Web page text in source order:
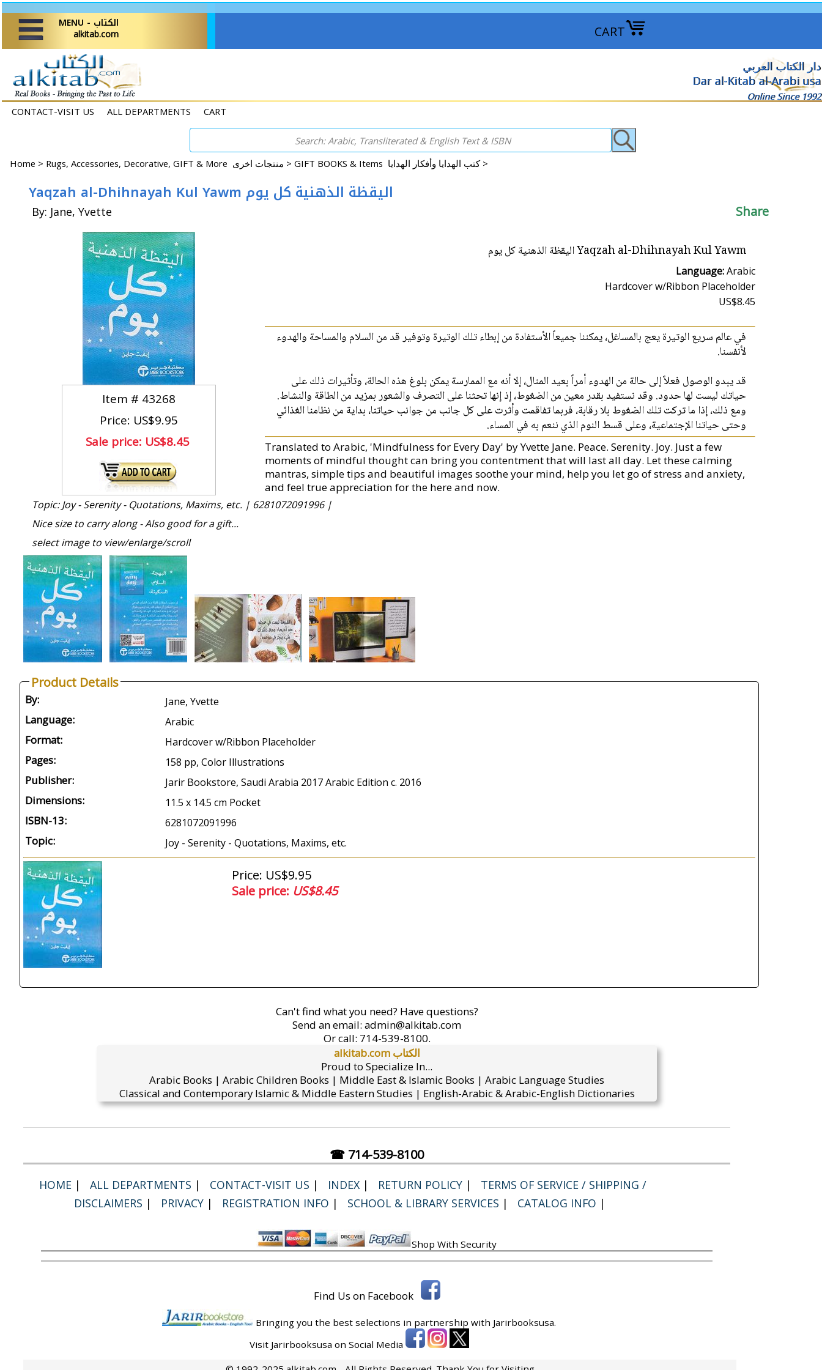
CART
MENU - الكتاب
alkitab.com
دار الكتاب العربي
Dar al-Kitab al-Arabi usa
Online Since 1992
CONTACT-VISIT US ALL DEPARTMENTS CART
Home > Rugs, Accessories, Decorative, GIFT & More منتجات اخرى > GIFT BOOKS & Items كتب الهدايا وأفكار الهدايا >
Yaqzah al-Dhihnayah Kul Yawm اليقظة الذهنية كل يوم
By: Jane, Yvette Share
Item # 43268
Price: US$9.95
Sale price: US$8.45
Yaqzah al-Dhihnayah Kul Yawm اليقظة الذهنية كل يوم
Language:Arabic
Hardcover w/Ribbon Placeholder
US$8.45
في عالم سريع الوتيرة يعج بالمساغل، يمكننا جميعاً الأستفادة من إبطاء تلك الوتيرة وتوفير قد من السلام والمساحة والهدوء
لأنفسنا.
قد يبدو الوصول فعلاً إلى حالة من الهدوء أمراً بعيد المنال، إلا أنه مع الممارسة يمكن بلوغ هذه الحالة، وتأثيرات ذلك على
حياتك ليست لها حدود. وقد نستفيد بقدر معين من الضغوط، إذ إنها تحثنا على التصرف والشعور بمزيد من الطاقة والنشاط.
ومع ذلك، إذا ما تركت تلك الضغوط بلا رقابة، فربما تفاقمت وأثرت على كل جانب من جوانب حياتنا، بداية من نظامنا الغذائي
وحتى حياتنا الإجتماعية، وعلى قسط النوم الذي ننعم به في المساء.
Translated to Arabic, 'Mindfulness for Every Day' by Yvette Jane. Peace. Serenity. Joy. Just a few
moments of mindful thought can bring you contentment that will last all day. Let these calming
mantras, simple tips and beautiful images soothe your mind, help you let go of stress and anxiety,
and feel true appreciation for the here and now.
Topic: Joy - Serenity - Quotations, Maxims, etc. | 6281072091996 |
Nice size to carry along - Also good for a gift...
select image to view/enlarge/scroll
Product Details
By: Jane, Yvette
Language: Arabic
Format: Hardcover w/Ribbon Placeholder
Pages: 158 pp, Color Illustrations
Publisher: Jarir Bookstore, Saudi Arabia 2017 Arabic Edition c. 2016
Dimensions: 11.5 x 14.5 cm Pocket
ISBN-13: 6281072091996
Topic: Joy - Serenity - Quotations, Maxims, etc.
Price: US$9.95
Sale price: US$8.45
Can't find what you need? Have questions?
Send an email: admin@alkitab.com
Or call: 714-539-8100.
alkitab.com الكتاب
Proud to Specialize In...
Arabic Books | Arabic Children Books | Middle East & Islamic Books | Arabic Language Studies
Classical and Contemporary Islamic & Middle Eastern Studies | English-Arabic & Arabic-English Dictionaries
☎ 714-539-8100
HOME | ALL DEPARTMENTS | CONTACT-VISIT US | INDEX | RETURN POLICY |
TERMS OF SERVICE / SHIPPING /
DISCLAIMERS | PRIVACY | REGISTRATION INFO | SCHOOL & LIBRARY SERVICES | CATALOG INFO |
Shop With Security
Find Us on Facebook
Bringing you the best selections in partnership with Jarirbooksusa.
Visit Jarirbooksusa on Social Media